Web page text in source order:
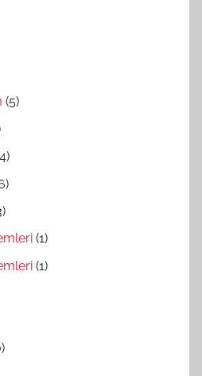
(5)
(1)
(1)